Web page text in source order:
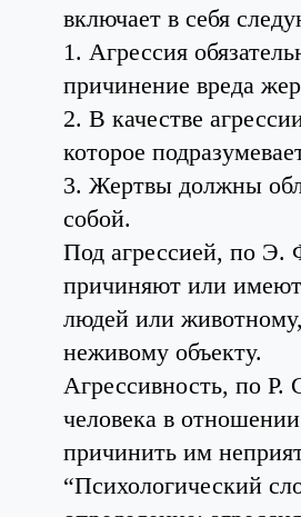
включает в себя
1. Агрессия
причинение вреда
2. В качестве
которое
3. Жертвы должны
собой.
Под агрессией, по Э.
причиняют или имеют
людей или
неживому объекту.
Агрессивность, по Р.
человека в
причинить им
“Психологический